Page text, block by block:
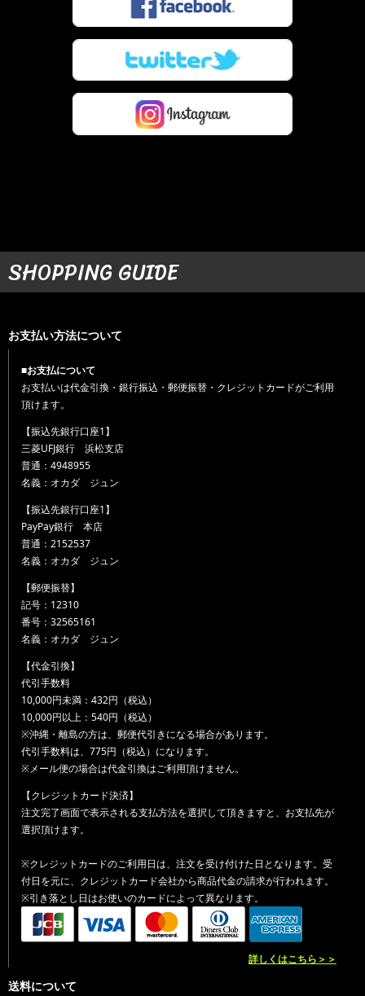
SHOPPING GUIDE
お支払い方法について
■お支払について
お支払いは代金引換・銀行振込・郵便振替・クレジットカードがご利用
頂けます。
【振込先銀行口座1】
三菱UFJ銀行 浜松支店
普通：4948955
名義：オカダ ジュン
【振込先銀行口座1】
PayPay銀行 本店
普通：2152537
名義：オカダ ジュン
【郵便振替】
記号：12310
番号：32565161
名義：オカダ ジュン
【代金引換】
代引手数料
10,000円未満：432円（税込）
10,000円以上：540円（税込）
※沖縄・離島の方は、郵便代引きになる場合があります。
代引手数料は、775円（税込）になります。
※メール便の場合は代金引換はご利用頂けません。
【クレジットカード決済】
注文完了画面で表示される支払方法を選択して頂きますと、お支払先が
選択頂けます。
※クレジットカードのご利用日は、注文を受け付けた日となります。受
付日を元に、クレジットカード会社から商品代金の請求が行われます。
※引き落とし日はお使いのカードによって異なります。
詳しくはこちら＞＞
送料について